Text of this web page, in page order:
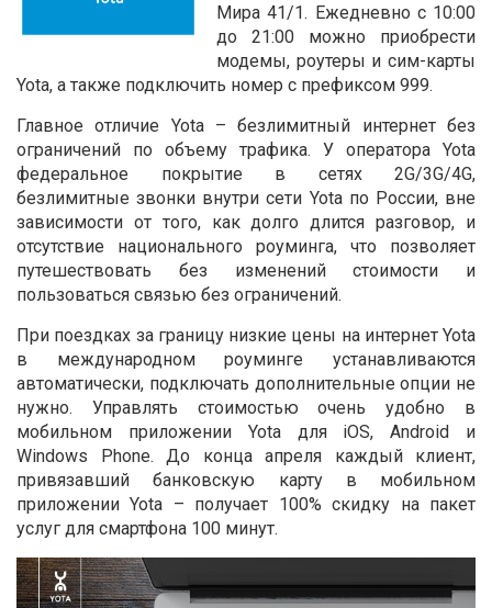
Мира 41/1. Ежедневно с 10:00
до 21:00 можно приобрести
модемы, роутеры и сим-карты
Yota, а также подключить номер с префиксом 999.
Главное отличие Yota – безлимитный интернет без
ограничений по объему трафика. У оператора Yota
федеральное покрытие в сетях 2G/3G/4G,
безлимитные звонки внутри сети Yota по России, вне
зависимости от того, как долго длится разговор, и
отсутствие национального роуминга, что позволяет
путешествовать без изменений стоимости и
пользоваться связью без ограничений.
При поездках за границу низкие цены на интернет Yota
в международном роуминге устанавливаются
автоматически, подключать дополнительные опции не
нужно. Управлять стоимостью очень удобно в
мобильном приложении Yota для iOS, Android и
Windows Phone. До конца апреля каждый клиент,
привязавший банковскую карту в мобильном
приложении Yota – получает 100% скидку на пакет
услуг для смартфона 100 минут.